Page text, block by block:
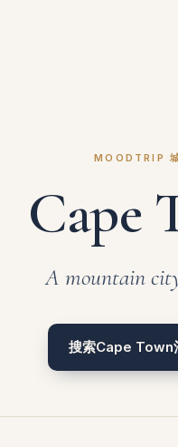
MOODTRIP
Cape
A mountain
搜索Cape Town